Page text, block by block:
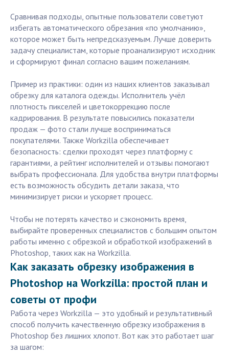
Сравнивая подходы, опытные пользователи советуют
избегать автоматического обрезания «по умолчанию»,
которое может быть непредсказуемым. Лучше доверить
задачу специалистам, которые проанализируют исходник
и сформируют финал согласно вашим пожеланиям.
Пример из практики: один из наших клиентов заказывал
обрезку для каталога одежды. Исполнитель учёл
плотность пикселей и цветокоррекцию после
кадрирования. В результате повысились показатели
продаж — фото стали лучше восприниматься
покупателями. Также Workzilla обеспечивает
безопасность: сделки проходят через платформу с
гарантиями, а рейтинг исполнителей и отзывы помогают
выбрать профессионала. Для удобства внутри платформы
есть возможность обсудить детали заказа, что
минимизирует риски и ускоряет процесс.
Чтобы не потерять качество и сэкономить время,
выбирайте проверенных специалистов с большим опытом
работы именно с обрезкой и обработкой изображений в
Photoshop, таких как на Workzilla.
Как заказать обрезку изображения в
Photoshop на Workzilla: простой план и
советы от профи
Работа через Workzilla — это удобный и результативный
способ получить качественную обрезку изображения в
Photoshop без лишних хлопот. Вот как это работает шаг
за шагом: